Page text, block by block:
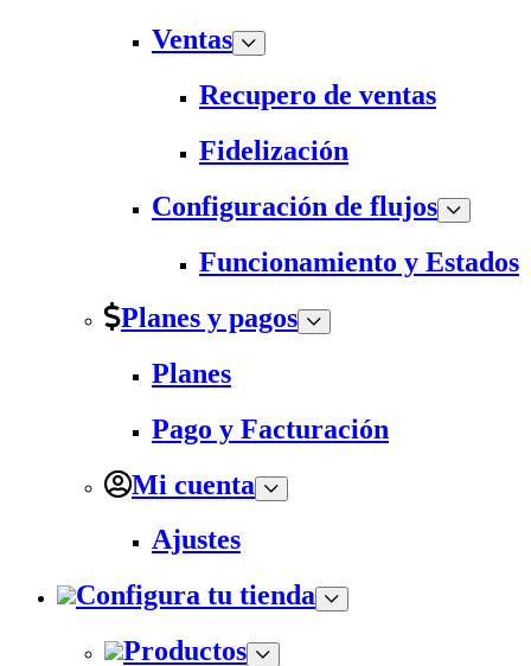
Ventas
Recupero de ventas
Fidelización
Configuración de flujos
Funcionamiento y Estados
Planes y pagos
Planes
Pago y Facturación
Mi cuenta
Ajustes
Configura tu tienda
Productos